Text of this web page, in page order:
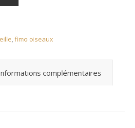
,fimo oiseaux
complémentaires